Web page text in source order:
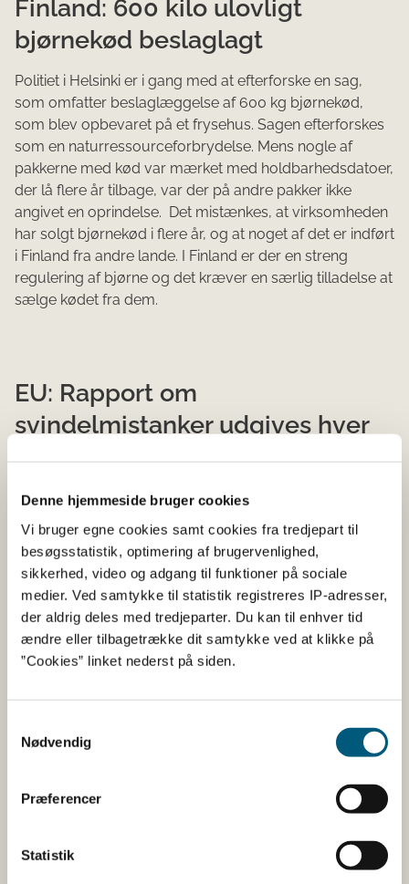
Denne hjemmeside bruger cookies
Vi bruger egne cookies samt cookies fra tredjepart til
besøgsstatistik, optimering af brugervenlighed,
sikkerhed, video og adgang til funktioner på sociale
medier. Ved samtykke til statistik registreres IP-adresser,
der aldrig deles med tredjeparter. Du kan til enhver tid
ændre eller tilbagetrække dit samtykke ved at klikke på
”Cookies” linket nederst på siden.
Nødvendig
Præferencer
Statistik
Finland: 600 kilo ulovligt
bjørnekød beslaglagt
Politiet i Helsinki er i gang med at efterforske en sag,
som omfatter beslaglæggelse af 600 kg bjørnekød,
som blev opbevaret på et frysehus. Sagen efterforskes
som en naturressourceforbrydelse. Mens nogle af
pakkerne med kød var mærket med holdbarhedsdatoer,
der lå flere år tilbage, var der på andre pakker ikke
angivet en oprindelse. Det mistænkes, at virksomheden
har solgt bjørnekød i flere år, og at noget af det er indført
i Finland fra andre lande. I Finland er der en streng
regulering af bjørne og det kræver en særlig tilladelse at
sælge kødet fra dem.
EU: Rapport om
svindelmistanker udgives hver
måned
Vidste du, at fødevaremyndighederne underretter
hinanden på tværs af EU, når de falder over tegn på
svindel, som har tråde til et andet land? I de såkaldte
FFN monthly reports udgiver kommissionen hver
måned en oversigt over hvilke typer af produkter og
overtrædelser, som er blevet indrapporteret.
Du finder rapporterne på kommissionens
hjemmeside.